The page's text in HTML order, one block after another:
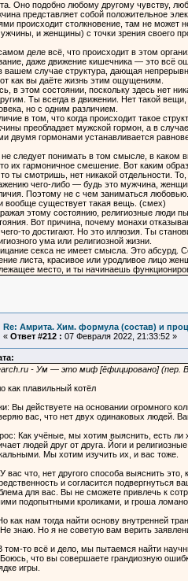
Оно подобно любому другому чувству,
представляет собой положительное
происходит столкновение, там не может
и женщины) с точки зрения своего
деле всё, что происходит в этом
даже движение кишечника — это всё
вашем случае структура, дающая
как вы даёте жизнь этим ощущениям.
в этом состоянии, поскольку здесь нет
Ты всегда в движении. Нет такой
но с одним различием.
в том, что когда происходит такое
преобладает мужской гормон, а в
двумя гормонами устанавливается
следует понимать в том смысле, в каком
их гармоничное смешение. Вот каким
ты смотришь, нет никакой отдельности.
чего-либо — будь это мужчина,
Поэтому не с чем заниматься
вообще существует такая вещь. (смех)
этому состоянию, религиозные люди
Вот причина, почему монахи
то достигают. Но это иллюзия. Ты
ума или религиозной жизни.
секса не имеет смысла. Это абсурд.
листа, красивое или уродливое лицо
место, и ты начинаешь
Re: Амрита. Хим. формула (состав) и
« Ответ #212 : 07 Февраля 2022, 21:33:52 »
- Ум — это миф [ёфицировано] (пер.
как плавильный котёл
Вы действуете на основании огромного
вас, что нет двух одинаковых людей.
Как учёные, мы хотим выяснить, есть ли
людей друг от друга. Йоги и
Мы хотим изучить их, и вас тоже.
вас что, нет другого способа выяснить
и согласится подвергнуться
для вас. Вы не сможете привлечь к
подопытными кроликами, и гроша
как нам тогда найти основу внутренней
знаю. Но я не советую вам верить
том-то всё и дело, мы пытаемся найти
что вы совершаете грандиозную
игры.